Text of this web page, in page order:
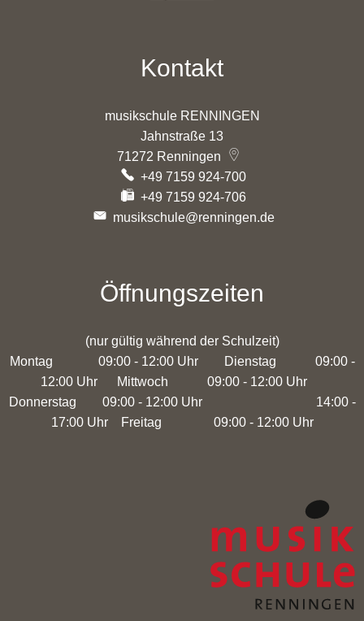
Kontakt
musikschule RENNINGEN
Jahnstraße 13
71272 Renningen
+49 7159 924-700
+49 7159 924-706
musikschule@renningen.de
Öffnungszeiten
(nur gültig während der Schulzeit)
Montag 09:00 - 12:00 Uhr Dienstag 09:00 -
12:00 Uhr Mittwoch 09:00 - 12:00 Uhr
Donnerstag 09:00 - 12:00 Uhr 14:00 -
17:00 Uhr Freitag 09:00 - 12:00 Uhr